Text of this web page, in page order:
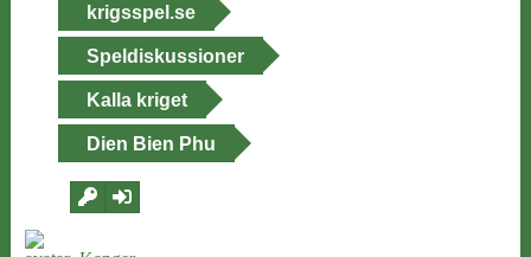
krigsspel.se
Speldiskussioner
Kalla kriget
Dien Bien Phu